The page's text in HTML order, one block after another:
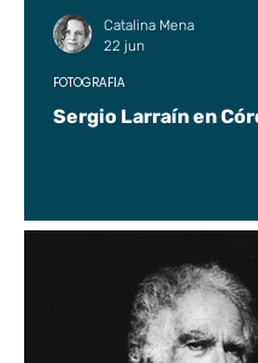
Sergio Larraín en
FOTOGRAFÍA
Catalina Mena
22 jun